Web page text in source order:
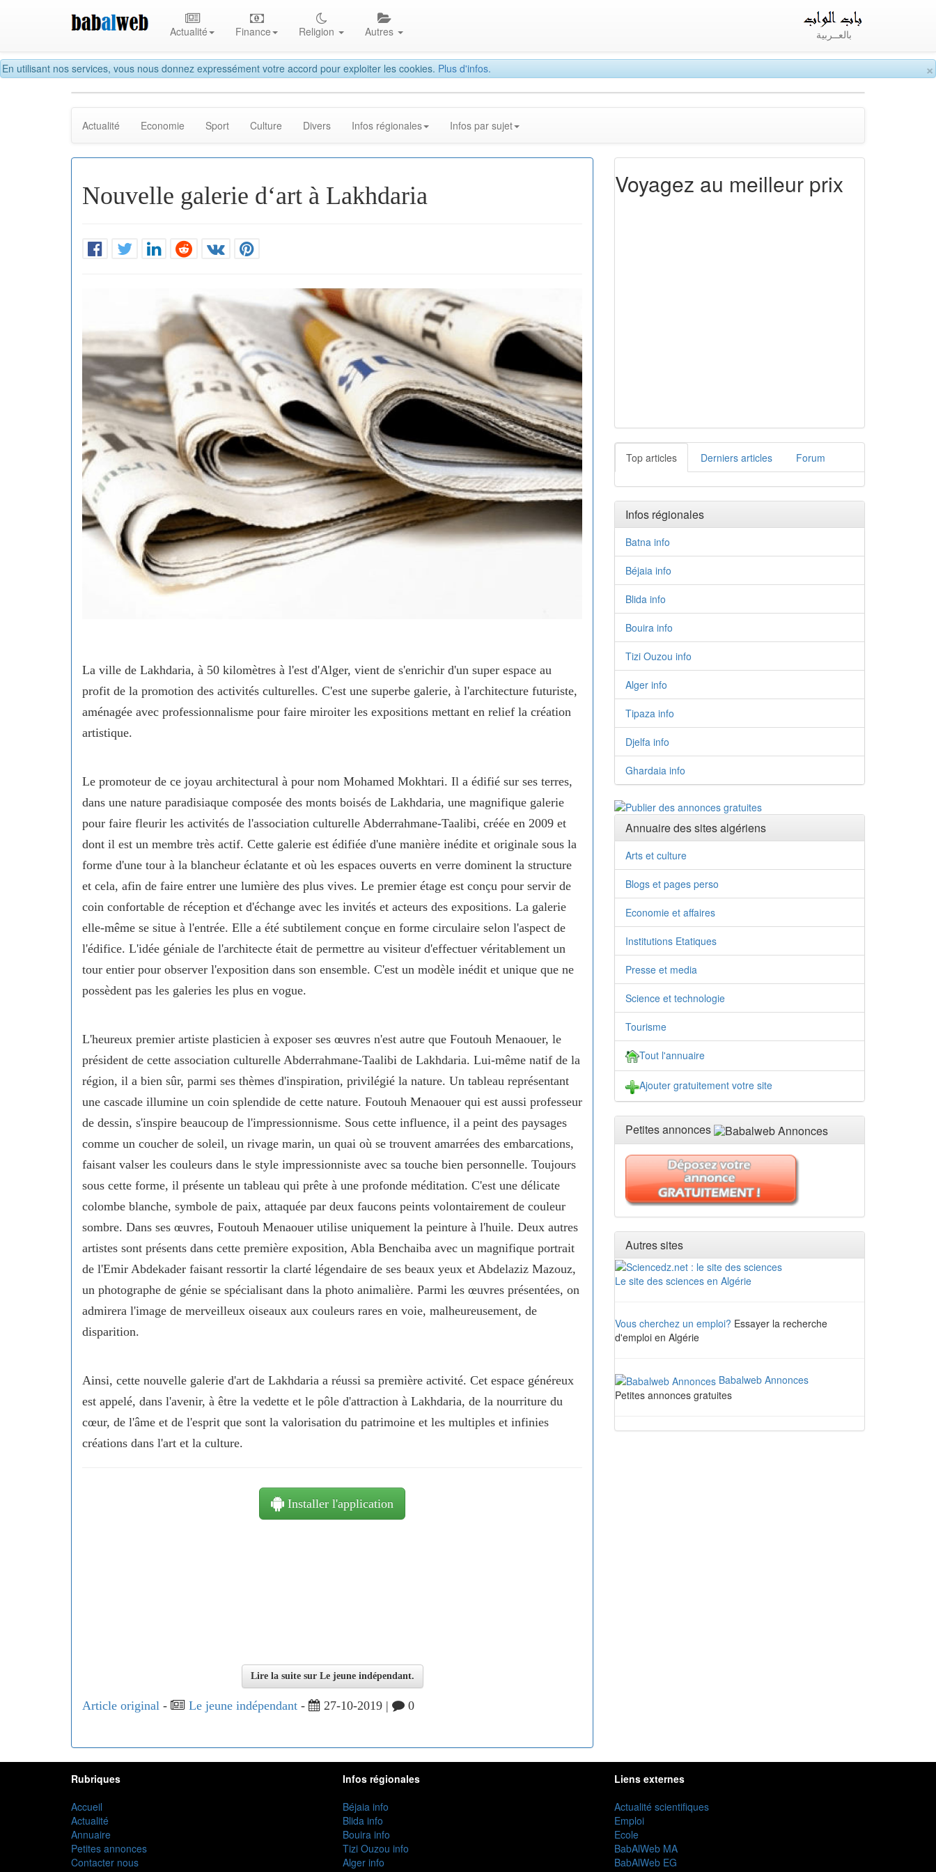
×
En utilisant nos services, vous nous donnez expressément votre accord pour exploiter les cookies. Plus d'infos.
Actualité Finance Religion Autres بالعــربية
Actualité Economie Sport Culture Divers Infos régionales Infos par sujet
Nouvelle galerie d‘art à Lakhdaria
La ville de Lakhdaria, à 50 kilomètres à l'est d'Alger, vient de s'enrichir d'un super espace au
profit de la promotion des activités culturelles. C'est une superbe galerie, à l'architecture futuriste,
aménagée avec professionnalisme pour faire miroiter les expositions mettant en relief la création
artistique.
Le promoteur de ce joyau architectural à pour nom Mohamed Mokhtari. Il a édifié sur ses terres,
dans une nature paradisiaque composée des monts boisés de Lakhdaria, une magnifique galerie
pour faire fleurir les activités de l'association culturelle Abderrahmane-Taalibi, créée en 2009 et
dont il est un membre très actif. Cette galerie est édifiée d'une manière inédite et originale sous la
forme d'une tour à la blancheur éclatante et où les espaces ouverts en verre dominent la structure
et cela, afin de faire entrer une lumière des plus vives. Le premier étage est conçu pour servir de
coin confortable de réception et d'échange avec les invités et acteurs des expositions. La galerie
elle-même se situe à l'entrée. Elle a été subtilement conçue en forme circulaire selon l'aspect de
l'édifice. L'idée géniale de l'architecte était de permettre au visiteur d'effectuer véritablement un
tour entier pour observer l'exposition dans son ensemble. C'est un modèle inédit et unique que ne
possèdent pas les galeries les plus en vogue.
L'heureux premier artiste plasticien à exposer ses œuvres n'est autre que Foutouh Menaouer, le
président de cette association culturelle Abderrahmane-Taalibi de Lakhdaria. Lui-même natif de la
région, il a bien sûr, parmi ses thèmes d'inspiration, privilégié la nature. Un tableau représentant
une cascade illumine un coin splendide de cette nature. Foutouh Menaouer qui est aussi professeur
de dessin, s'inspire beaucoup de l'impressionnisme. Sous cette influence, il a peint des paysages
comme un coucher de soleil, un rivage marin, un quai où se trouvent amarrées des embarcations,
faisant valser les couleurs dans le style impressionniste avec sa touche bien personnelle. Toujours
sous cette forme, il présente un tableau qui prête à une profonde méditation. C'est une délicate
colombe blanche, symbole de paix, attaquée par deux faucons peints volontairement de couleur
sombre. Dans ses œuvres, Foutouh Menaouer utilise uniquement la peinture à l'huile. Deux autres
artistes sont présents dans cette première exposition, Abla Benchaiba avec un magnifique portrait
de l'Emir Abdekader faisant ressortir la clarté légendaire de ses beaux yeux et Abdelaziz Mazouz,
un photographe de génie se spécialisant dans la photo animalière. Parmi les œuvres présentées, on
admirera l'image de merveilleux oiseaux aux couleurs rares en voie, malheureusement, de
disparition.
Ainsi, cette nouvelle galerie d'art de Lakhdaria a réussi sa première activité. Cet espace généreux
est appelé, dans l'avenir, à être la vedette et le pôle d'attraction à Lakhdaria, de la nourriture du
cœur, de l'âme et de l'esprit que sont la valorisation du patrimoine et les multiples et infinies
créations dans l'art et la culture.
Installer l'application
Lire la suite sur Le jeune indépendant.
Article original - Le jeune indépendant - 27-10-2019 | 0
Voyagez au meilleur prix
Top articles Derniers articles Forum
Infos régionales
Batna info
Béjaia info
Blida info
Bouira info
Tizi Ouzou info
Alger info
Tipaza info
Djelfa info
Ghardaia info
Annuaire des sites algériens
Arts et culture
Blogs et pages perso
Economie et affaires
Institutions Etatiques
Presse et media
Science et technologie
Tourisme
Tout l'annuaire
Ajouter gratuitement votre site
Petites annonces
Autres sites
Le site des sciences en Algérie
Vous cherchez un emploi? Essayer la recherche
d'emploi en Algérie
Babalweb Annonces
Petites annonces gratuites
Rubriques
Accueil
Actualité
Annuaire
Petites annonces
Contacter nous
Infos régionales
Béjaia info
Blida info
Bouira info
Tizi Ouzou info
Alger info
Liens externes
Actualité scientifiques
Emploi
Ecole
BabAlWeb MA
BabAlWeb EG